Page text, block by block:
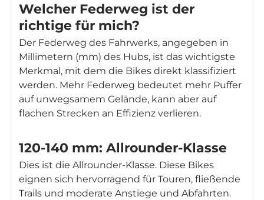
Welcher Federweg ist der
richtige für mich?
Der Federweg des Fahrwerks, angegeben in
Millimetern (mm) des Hubs, ist das wichtigste
Merkmal, mit dem die Bikes direkt klassifiziert
werden. Mehr Federweg bedeutet mehr Puffer
auf unwegsamem Gelände, kann aber auf
flachen Strecken an Effizienz verlieren.
120-140 mm: Allrounder-Klasse
Dies ist die Allrounder-Klasse. Diese Bikes
eignen sich hervorragend für Touren, fließende
Trails und moderate Anstiege und Abfahrten.